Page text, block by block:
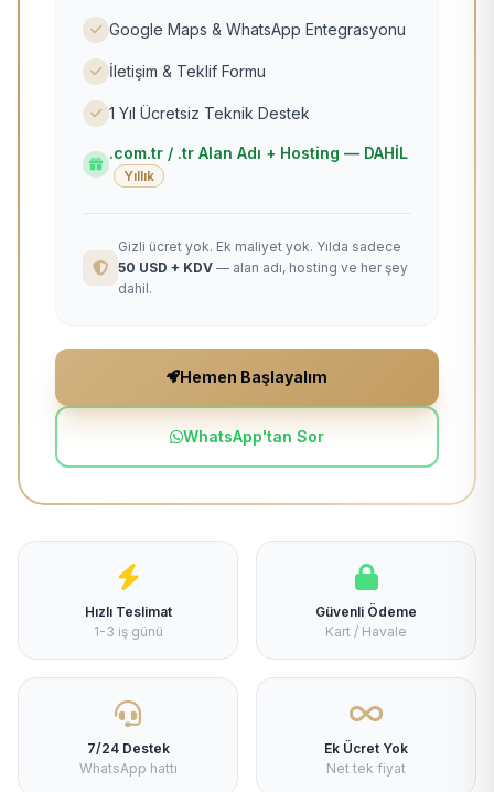
Google Maps & WhatsApp Entegrasyonu
İletişim & Teklif Formu
1 Yıl Ücretsiz Teknik Destek
.com.tr / .tr Alan Adı + Hosting — DAHİL
Yıllık
Gizli ücret yok. Ek maliyet yok. Yılda sadece
50 USD + KDV — alan adı, hosting ve her şey
dahil.
Hemen Başlayalım
WhatsApp'tan Sor
Hızlı Teslimat
1-3 iş günü
Güvenli Ödeme
Kart / Havale
7/24 Destek
WhatsApp hattı
Ek Ücret Yok
Net tek fiyat